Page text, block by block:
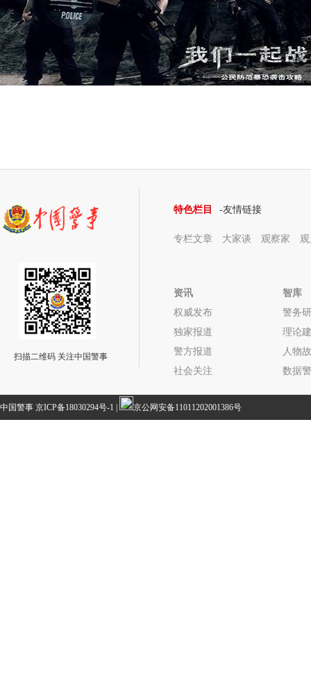
扫描二维码 关注中国警事
特色栏目 -友情链接
专栏文章 大家谈 观察家
资讯
权威发布
独家报道
警方报道
社会关注
智库
警务
理论
人物
数据
中国警事 京ICP备18030294号-1 京公网安备11011202001386号